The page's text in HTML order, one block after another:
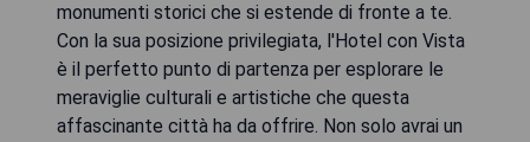
monumenti storici che si estende di fronte a te.
Con la sua posizione privilegiata, l'Hotel con Vista
è il perfetto punto di partenza per esplorare le
meraviglie culturali e artistiche che questa
affascinante città ha da offrire. Non solo avrai un